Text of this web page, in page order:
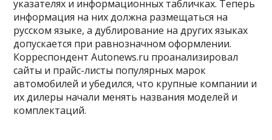
указателях и информационных табличках. Теперь
информация на них должна размещаться на
русском языке, а дублирование на других языках
допускается при равнозначном оформлении.
Корреспондент Autonews.ru проанализировал
сайты и прайс-листы популярных марок
автомобилей и убедился, что крупные компании и
их дилеры начали менять названия моделей и
комплектаций.